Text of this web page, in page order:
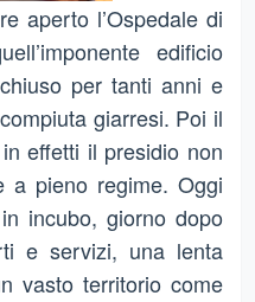
aperto l’Ospedale di
edificio
per tanti anni e
giarresi. Poi il
effetti il presidio non
a pieno regime. Oggi
incubo, giorno dopo
e servizi, una lenta
vasto territorio come